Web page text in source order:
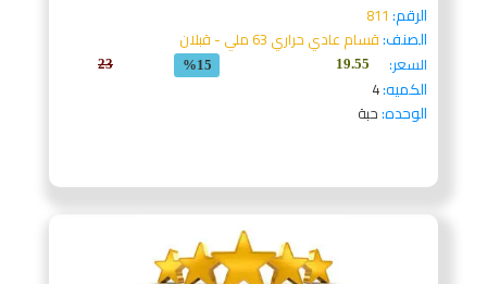
الرقم: 811
الصنف:قسام عادي حراري 63 ملي - قبلان
السعر:
19.55
%15
23
الكميه:4
الوحده:حبة